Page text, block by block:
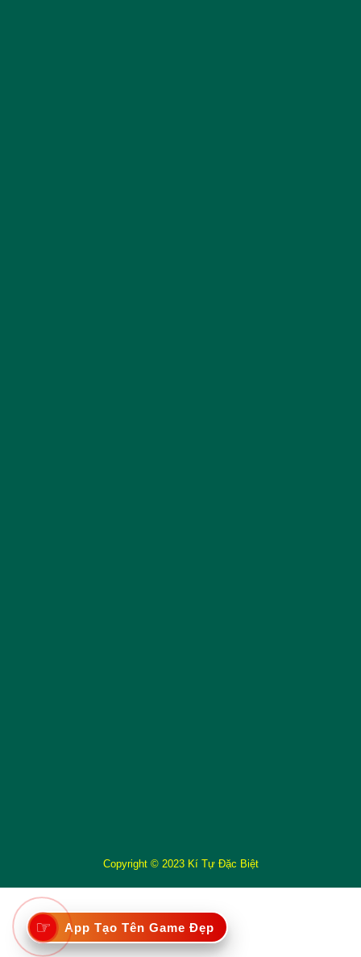
Copyright © 2023 Kí Tự Đặc Biệt
☞ App Tạo Tên Game Đẹp